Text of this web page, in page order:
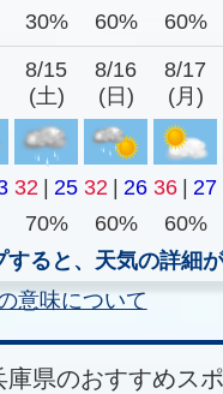
30% 60% 60%
8/15
(土)
8/16
(日)
8/17
(月)
32 25 32 26 36 27
70% 60% 60%
すると、天気の詳細
意味について
庫県のおすすめス